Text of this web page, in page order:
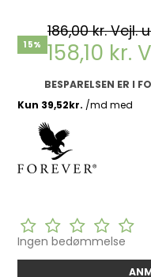
15%
186,00 kr. Vejl.
158,10 kr.
BESPARELSEN ER I
Ingen bedømmelse